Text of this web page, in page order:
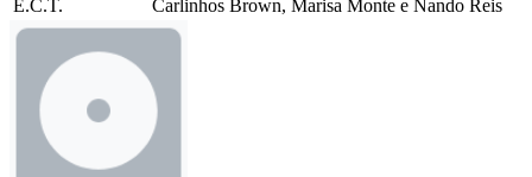
E.C.T.
Carlinhos Brown, Marisa Monte e Nando Reis